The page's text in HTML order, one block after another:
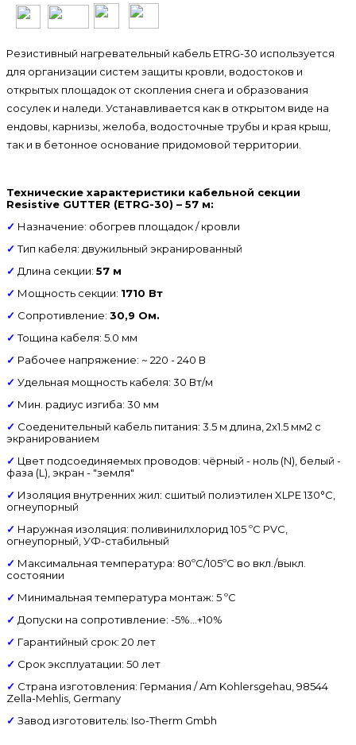
Резистивный нагревательный кабель ETRG-30 используется
для организации систем защиты кровли, водостоков и
открытых площадок от скопления снега и образования
сосулек и наледи. Устанавливается как в открытом виде на
ендовы, карнизы, желоба, водосточные трубы и края крыш,
так и в бетонное основание придомовой территории.
Технические характеристики кабельной секции
Resistive GUTTER (ETRG-30) – 57 м:
✓ Назначение: обогрев площадок / кровли
✓ Тип кабеля: двужильный экранированный
✓ Длина секции: 57 м
✓ Мощность секции: 1710 Вт
✓ Сопротивление: 30,9 Ом.
✓ Тощина кабеля: 5.0 мм
✓ Рабочее напряжение: ~ 220 - 240 В
✓ Удельная мощность кабеля: 30 Вт/м
✓ Мин. радиус изгиба: 30 мм
✓ Соеденительный кабель питания: 3.5 м длина, 2x1.5 мм2 с
экранированием
✓ Цвет подсоединяемых проводов: чёрный - ноль (N), белый -
фаза (L), экран - "земля"
✓ Изоляция внутренних жил: сшитый полиэтилен XLPE 130°C,
огнеупорный
✓ Наружная изоляция: поливинилхлорид 105 ºС PVC,
огнеупорный, УФ-стабильный
✓ Максимальная температура: 80ºС/105ºС во вкл./выкл.
состоянии
✓ Минимальная температура монтаж: 5 ºС
✓ Допуски на сопротивление: -5%...+10%
✓ Гарантийный срок: 20 лет
✓ Срок эксплуатации: 50 лет
✓ Страна изготовления: Германия / Am Kohlersgehau, 98544
Zella-Mehlis, Germany
✓ Завод изготовитель: Iso-Therm Gmbh